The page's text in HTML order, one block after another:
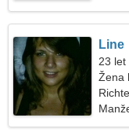
Line
23 let
Žena